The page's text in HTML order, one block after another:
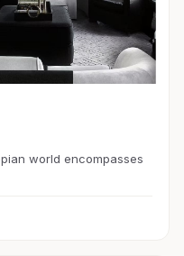
world encompasses